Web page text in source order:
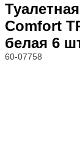
Comfort
белая 6
60-07758